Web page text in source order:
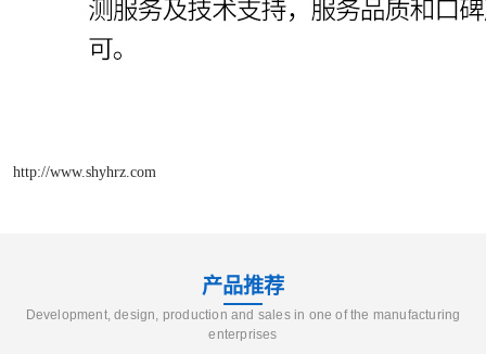
http://www.shyhrz.com
产品推荐
Development, design, production and sales in one of the manufacturing
enterprises